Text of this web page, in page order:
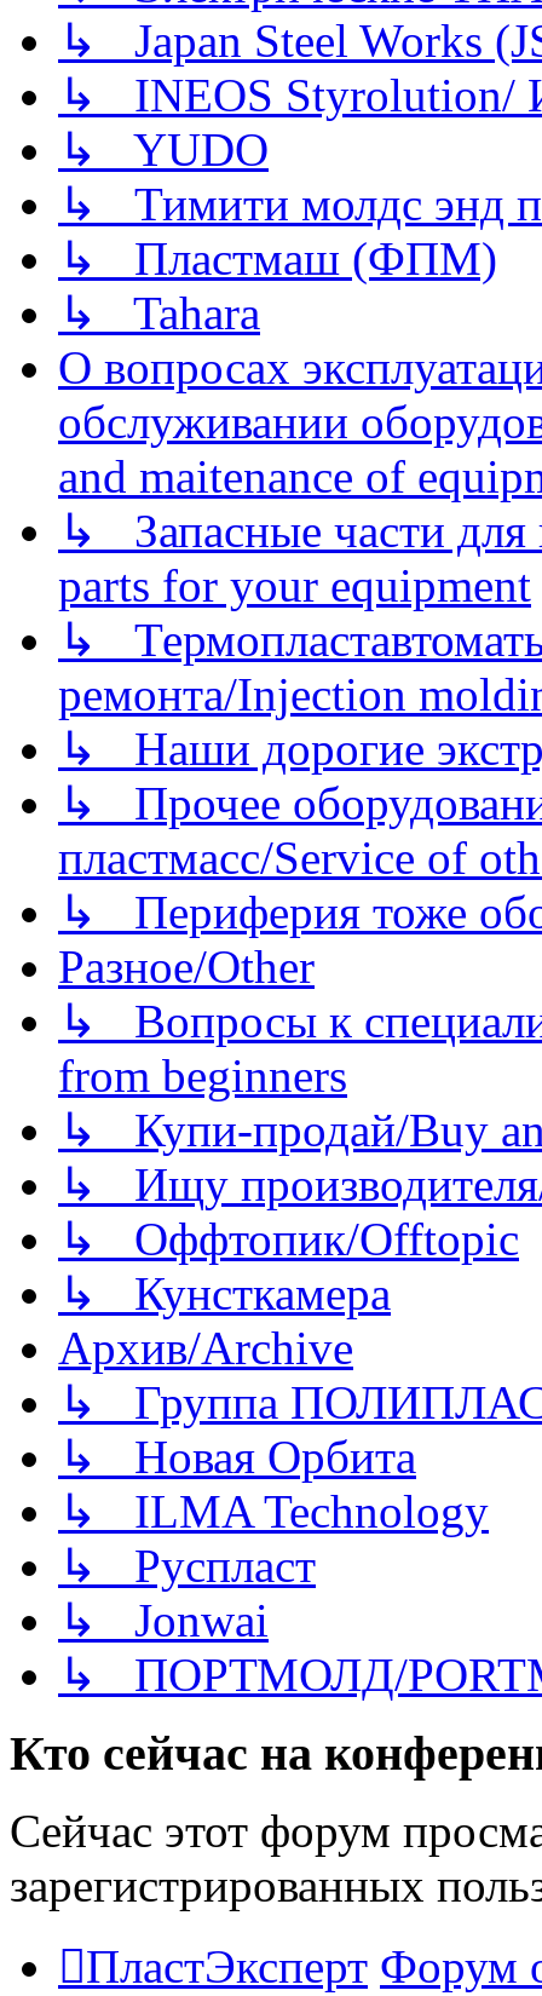
↳ Japan Steel Works
↳ INEOS
↳ YUDO
↳ Тимити молдс энд
↳ Пластмаш (ФПМ)
↳ Tahara
О вопросах
обслуживании
and maitenance of
↳ Запасные части для
parts for your equipment
↳
ремонта/Injection
↳ Наши дорогие
↳ Прочее
пластмасс/Service of
↳ Периферия тоже
Разное/Other
↳ Вопросы к
from beginners
↳ Купи-продай/Buy
↳ Ищу
↳ Оффтопик/Offtopic
↳ Кунсткамера
Архив/Archive
↳ Группа
↳ Новая Орбита
↳ ILMA Technology
↳ Руспласт
↳ Jonwai
↳ ПОРТМОЛД/
Кто сейчас на
Сейчас этот форум
зарегистрированных
ПластЭксперт Форум